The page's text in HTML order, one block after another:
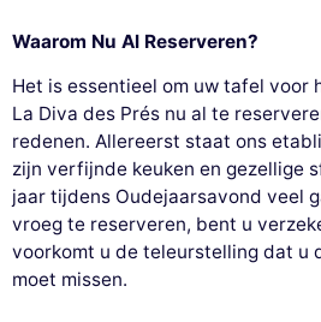
Waarom Nu Al Reserveren?
Het is essentieel om uw tafel voor
La Diva des Prés nu al te
redenen. Allereerst staat ons
zijn verfijnde keuken en gezellige
jaar tijdens Oudejaarsavond veel
vroeg te reserveren, bent u
voorkomt u de teleurstelling dat u
moet missen.